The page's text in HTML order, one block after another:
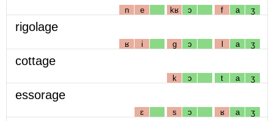
n e kʁ ɔ f a ʒ
rigolage
ʁ i g ɔ l a ʒ
cottage
k ɔ t a ʒ
essorage
ɛ s ɔ ʁ a ʒ